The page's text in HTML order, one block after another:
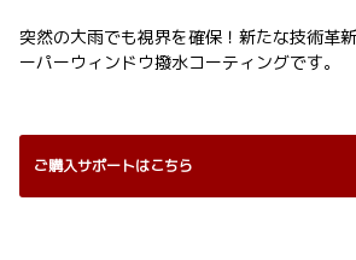
突然の大雨でも視界を確保！新たな技術革
ーパーウィンドウ撥水コーティングです。
ご購入サポートはこちら